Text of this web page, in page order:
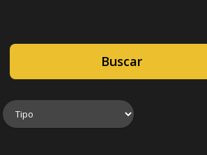
Buscar